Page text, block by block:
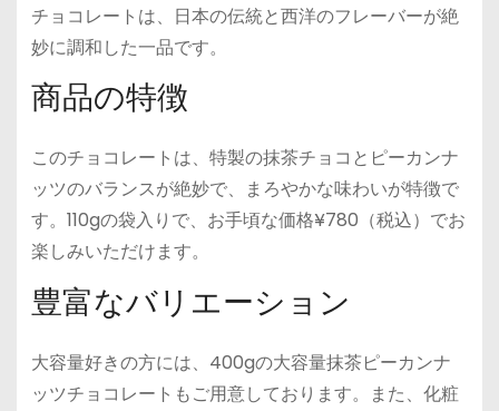
チョコレートは、日本の伝統と西洋のフレーバーが絶
妙に調和した一品です。
商品の特徴
このチョコレートは、特製の抹茶チョコとピーカンナ
ッツのバランスが絶妙で、まろやかな味わいが特徴で
す。110gの袋入りで、お手頃な価格¥780（税込）でお
楽しみいただけます。
豊富なバリエーション
大容量好きの方には、400gの大容量抹茶ピーカンナ
ッツチョコレートもご用意しております。また、化粧